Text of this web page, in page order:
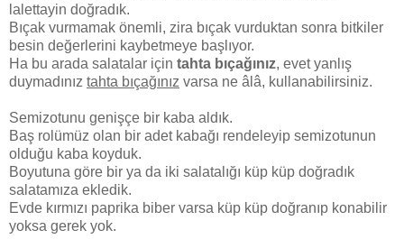
lalettayin doğradık.
Bıçak vurmamak önemli, zira bıçak vurduktan sonra bitkiler
besin değerlerini kaybetmeye başlıyor.
Ha bu arada salatalar için tahta bıçağınız, evet yanlış
duymadınız tahta bıçağınız varsa ne âlâ, kullanabilirsiniz.
Semizotunu genişçe bir kaba aldık.
Baş rolümüz olan bir adet kabağı rendeleyip semizotunun
olduğu kaba koyduk.
Boyutuna göre bir ya da iki salatalığı küp küp doğradık
salatamıza ekledik.
Evde kırmızı paprika biber varsa küp küp doğranıp konabilir
yoksa gerek yok.